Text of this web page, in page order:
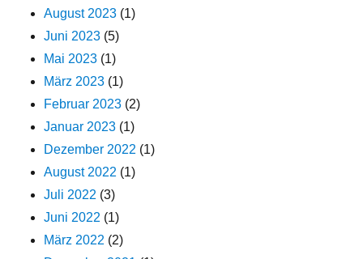
August 2023 (1)
Juni 2023 (5)
Mai 2023 (1)
März 2023 (1)
Februar 2023 (2)
Januar 2023 (1)
Dezember 2022 (1)
August 2022 (1)
Juli 2022 (3)
Juni 2022 (1)
März 2022 (2)